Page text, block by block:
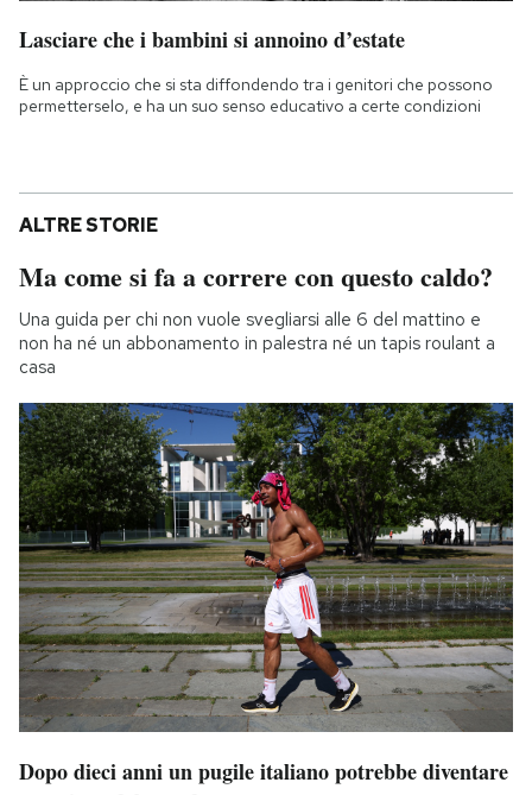
Lasciare che i bambini si annoino d’estate
È un approccio che si sta diffondendo tra i genitori che possono
permetterselo, e ha un suo senso educativo a certe condizioni
ALTRE STORIE
Ma come si fa a correre con questo caldo?
Una guida per chi non vuole svegliarsi alle 6 del mattino e
non ha né un abbonamento in palestra né un tapis roulant a
casa
Dopo dieci anni un pugile italiano potrebbe diventare